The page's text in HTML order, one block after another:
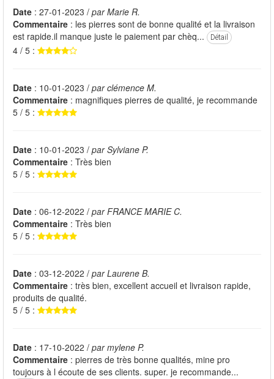
Date : 27-01-2023 / par Marie R.
Commentaire : les pierres sont de bonne qualité et la livraison
est rapide.il manque juste le paiement par chèq...
Détail
4 / 5 :
Date : 10-01-2023 / par clémence M.
Commentaire : magnifiques pierres de qualité, je recommande
5 / 5 :
Date : 10-01-2023 / par Sylviane P.
Commentaire : Très bien
5 / 5 :
Date : 06-12-2022 / par FRANCE MARIE C.
Commentaire : Très bien
5 / 5 :
Date : 03-12-2022 / par Laurene B.
Commentaire : très bien, excellent accueil et livraison rapide,
produits de qualité.
5 / 5 :
Date : 17-10-2022 / par mylene P.
Commentaire : pierres de très bonne qualités, mine pro
toujours à l écoute de ses clients. super. je recommande...